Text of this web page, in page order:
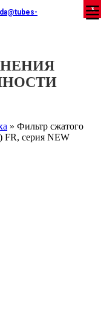
» Фильтр сжатого
FR, серия NEW
X
X
X
X
X
X
X
X
X
X
X
X
X
X
X
X
X
X
X